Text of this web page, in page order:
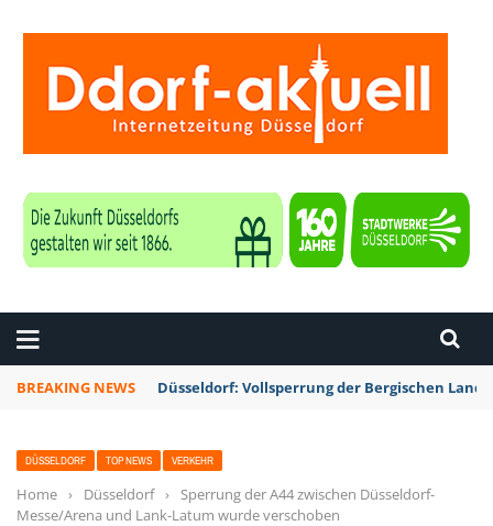
BREAKING NEWS Düsseldorf: Vollsperrung der Bergischen
DÜSSELDORF TOP NEWS VERKEHR
Home › Düsseldorf › Sperrung der A44 zwischen Düsseldorf-
Messe/Arena und Lank-Latum wurde verschoben